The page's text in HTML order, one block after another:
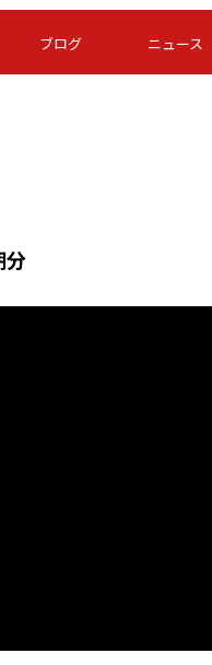
05 (土) 16:00
ＡＧＦ
-
いちご
-
ブログ ニュース
分